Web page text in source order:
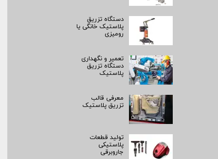
دستگاه تزریق
پلاستیک خانگی یا
رومیزی
تعمیر و نگهداری
دستگاه تزریق
پلاستیک
معرفی قالب
تزریق پلاستیک
تولید قطعات
پلاستیکی
جاروبرقی